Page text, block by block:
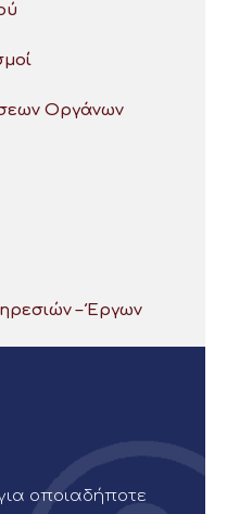
Οργάνων
– Έργων
οποιαδήποτε